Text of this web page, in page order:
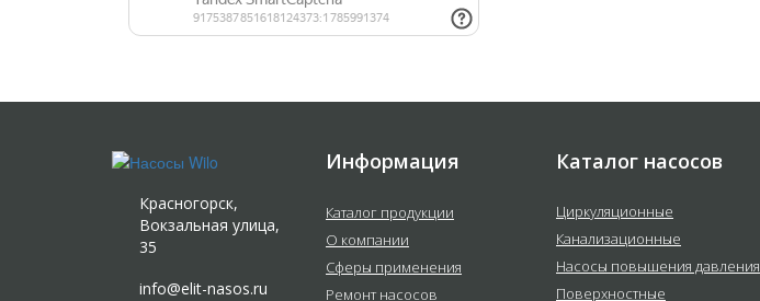
Красногорск,
Вокзальная улица,
35
info@elit-nasos.ru
Информация
Каталог продукции
О компании
Сферы применения
Ремонт насосов
Каталог насосов
Циркуляционные
Канализационные
Насосы повышения давления
Поверхностные